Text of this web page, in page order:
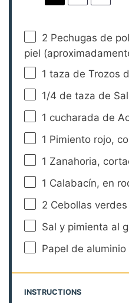
2 Pechugas de
piel
1 taza de Trozos
1/4 de taza de
1 cucharada de
1 Pimiento rojo,
1 Zanahoria,
1 Calabacín, en
2 Cebollas
Sal y pimienta al
Papel de
INSTRUCTIONS